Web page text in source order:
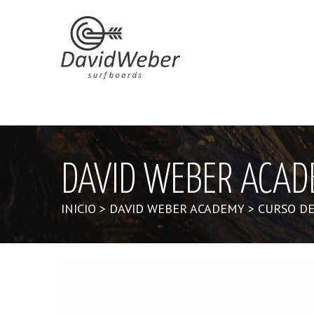
DAVID WEBER
INICIO > DAVID WEBER ACADEMY > CURSO